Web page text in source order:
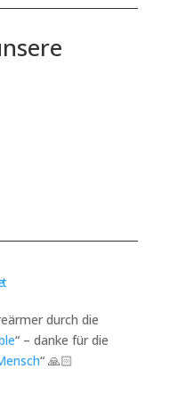
durch die
“ – danke für die
“ 🙏🏻